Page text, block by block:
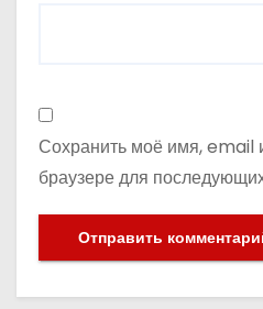
Сохранить моё имя, email
браузере для